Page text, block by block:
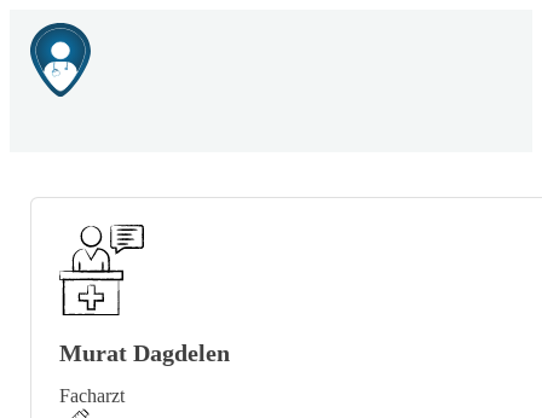
Murat Dagdelen
Facharzt